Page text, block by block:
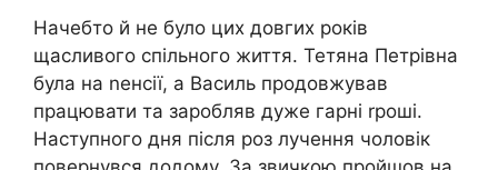
Начебто й не було цих довгих років
щасливого спільного життя. Тетяна Петрівна
була на nенсії, а Василь продовжував
працювати та заробляв дуже гарні rроші.
Наступного дня після роз лучення чоловік